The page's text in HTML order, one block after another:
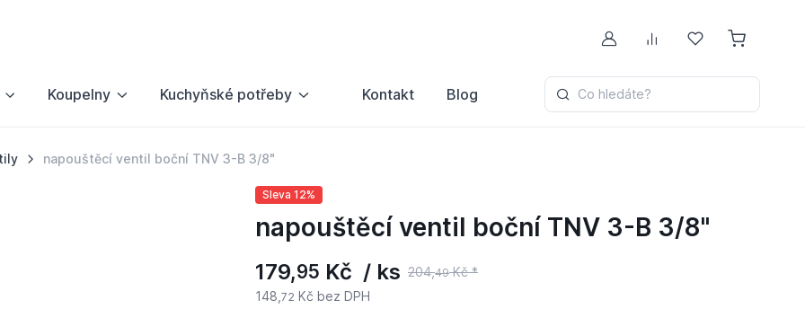
Můj účetPorovnávání
Oblíbené
Koupelny Kuchyňské potřeby Kontakt Blog Co hledáte?
napouštěcí ventil boční TNV 3-B 3/8"
Sleva 12%
napouštěcí ventil boční TNV 3-B 3/8"
179,95 Kč / ks 204,49Kč *
148, 72 Kč bez DPH